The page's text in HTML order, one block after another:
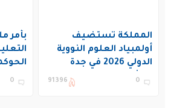
المملكة تستضيف
أولمبياد العلوم النووية
الدولي 2026 في جدة
بمشاركة 19 دولة
0
91396
بأمر
0